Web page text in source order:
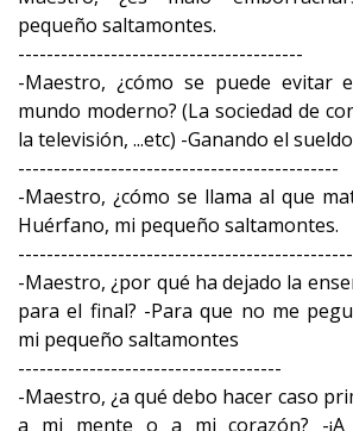
pequeño saltamontes.
----------------------------------------
-Maestro, ¿cómo se puede evitar
mundo moderno? (La sociedad de
la televisión, ...etc) -Ganando el
---------------------------------------------
-Maestro, ¿cómo se llama al que
Huérfano, mi pequeño saltamontes.
-----------------------------------------------
-Maestro, ¿por qué ha dejado la
para el final? -Para que no me
mi pequeño saltamontes
-------------------------------------
-Maestro, ¿a qué debo hacer caso
a mi mente o a mi corazón? -¡A